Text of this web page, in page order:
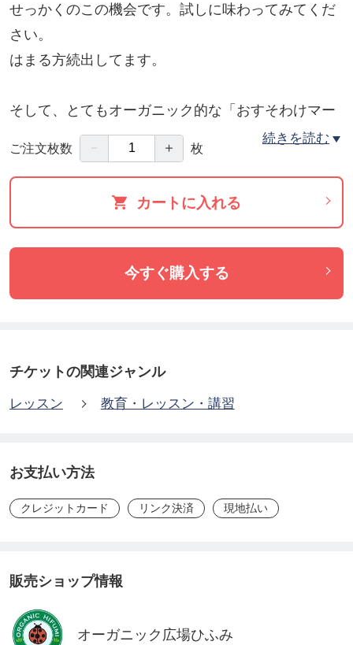
せっかくのこの機会です。試しに味わってみてくだ
さい。
はまる方続出してます。
そして、とてもオーガニック的な「おすそわけマー
ケット」でのお買い物もおすすめです。
「おすそわけマーケットプレイスツクツク‼︎」のご利
用が初めての方なら、このチケットの購入時に１０
０ポイント贈呈。
にすぐに使うことができます。
のです。
人も、招待された人も、お互いに１００ポイント贈
に、穀物コーヒーを飲むことができます。
きっと、お話も弾みます。
続きを読む
ご注文枚数 － ＋ 枚
カートに入れる
今すぐ購入する
チケットの関連ジャンル
レッスン 教育・レッスン・講習
お支払い方法
クレジットカード リンク決済 現地払い
販売ショップ情報
オーガニック広場ひふみ